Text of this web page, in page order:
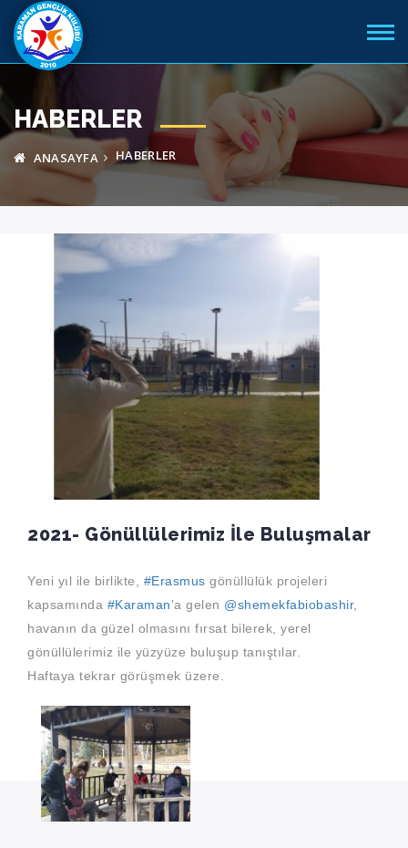
HABERLER
ANASAYFA HABERLER
2021- Gönüllülerimiz İle Buluşmalar
Yeni yıl ile birlikte, #Erasmus gönüllülük projeleri
kapsamında #Karaman'a gelen @shemekfabiobashir,
havanın da güzel olmasını fırsat bilerek, yerel
gönüllülerimiz ile yüzyüze buluşup tanıştılar.
Haftaya tekrar görüşmek üzere.